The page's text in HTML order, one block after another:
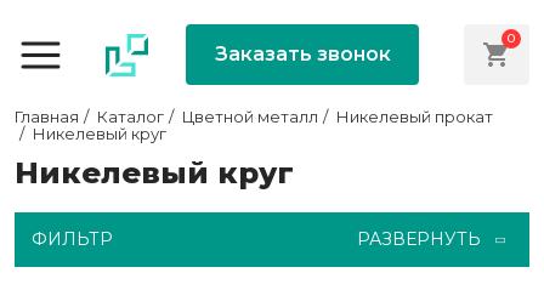
Заказать звонок
0
Главная Каталог Цветной металл
Никелевый прокат
Никелевый круг
Никелевый круг
ФИЛЬТР РАЗВЕРНУТЬ